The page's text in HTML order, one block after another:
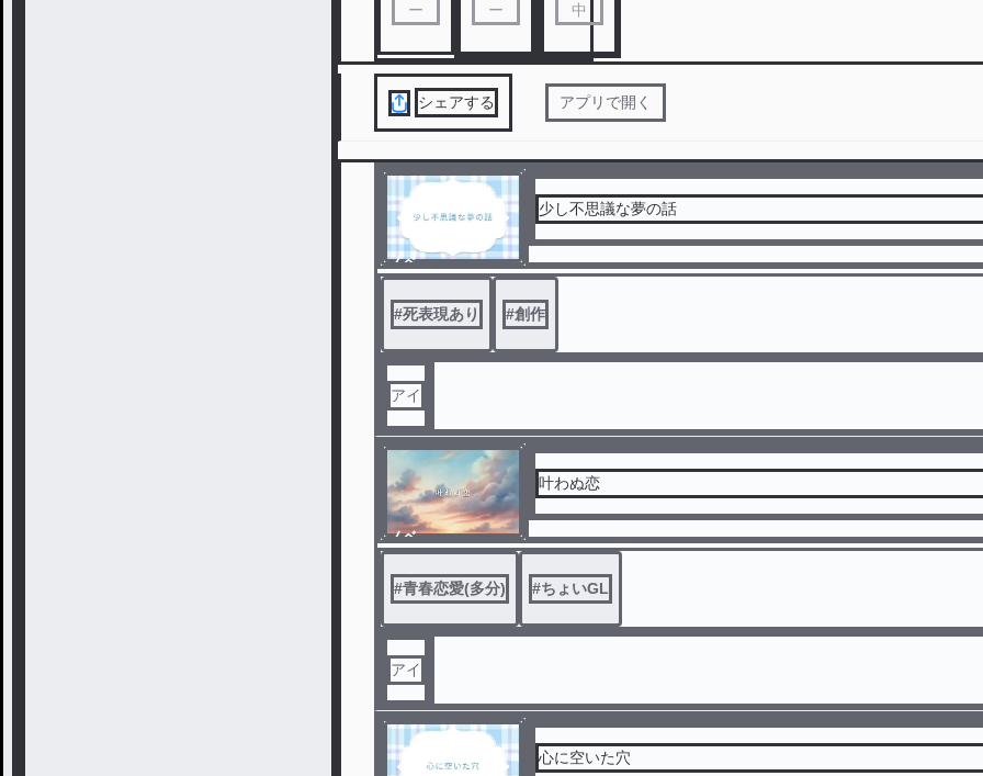
ー
ー
中
シェアする アプリで開く
ノベ
ル
少し不思議な夢の話
#死表現あり #創作
アイ
ノベ
ル
叶わぬ恋
#青春恋愛(多分) #ちょいGL
アイ
心に空いた穴